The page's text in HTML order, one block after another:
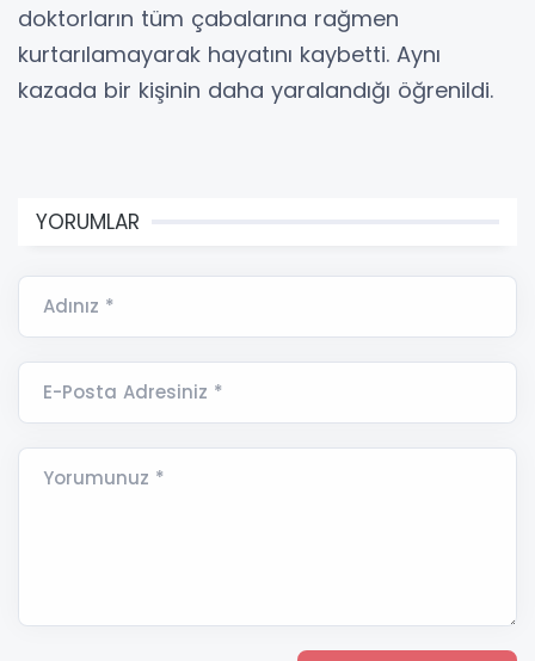
doktorların tüm çabalarına rağmen
kurtarılamayarak hayatını kaybetti. Aynı
kazada bir kişinin daha yaralandığı öğrenildi.
YORUMLAR
Adınız *
E-Posta Adresiniz *
Yorumunuz *